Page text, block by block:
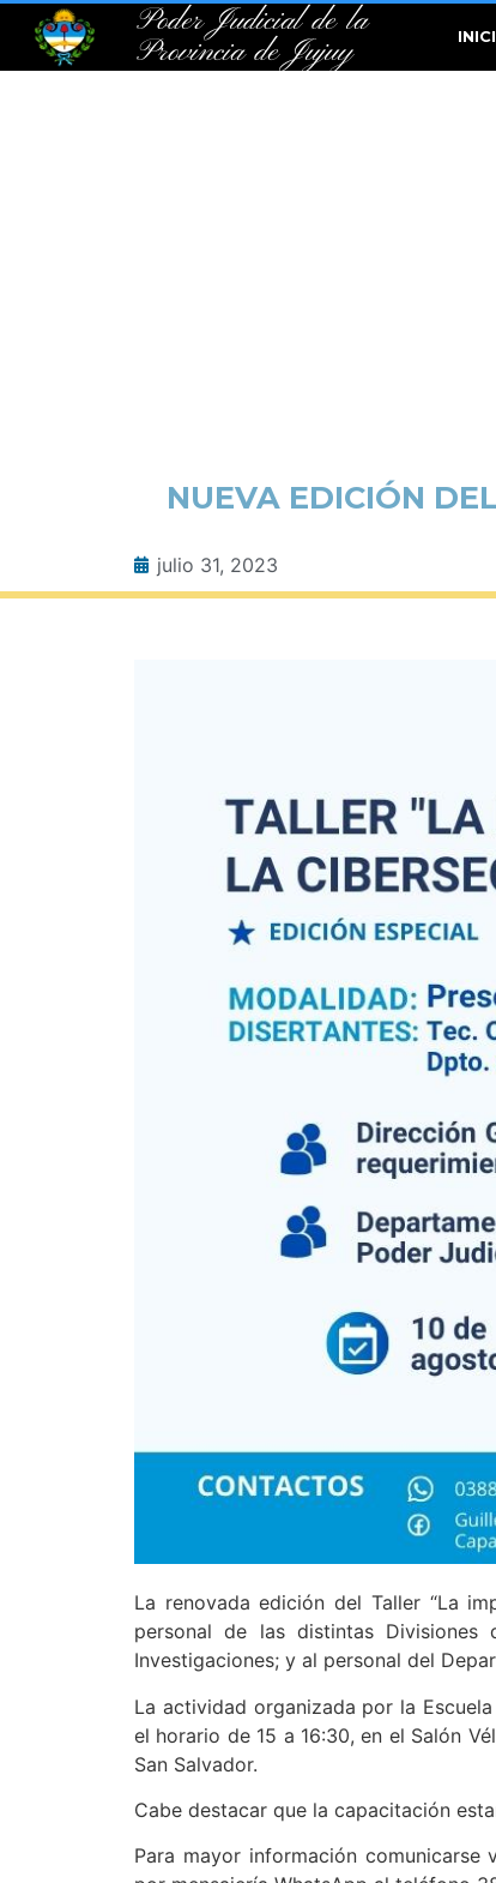
Poder Judicial de la
Provincia de Jujuy
NUEVA EDICIÓN
julio 31, 2023
La renovada edición del Taller “La
personal de las distintas
Investigaciones; y al personal del
La actividad organizada por la
el horario de 15 a 16:30, en el Salón
San Salvador.
Cabe destacar que la capacitación
Para mayor información comunicarse